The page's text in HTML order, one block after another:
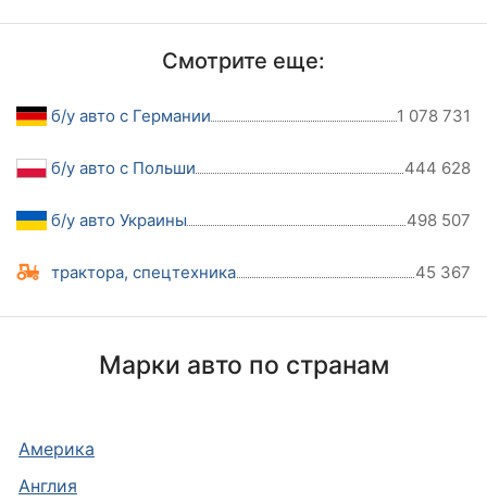
Смотрите еще:
б/у авто с Германии 1 078 731
б/у авто с Польши 444 628
б/у авто Украины 498 507
трактора, спецтехника 45 367
Марки авто по странам
Америка
Англия